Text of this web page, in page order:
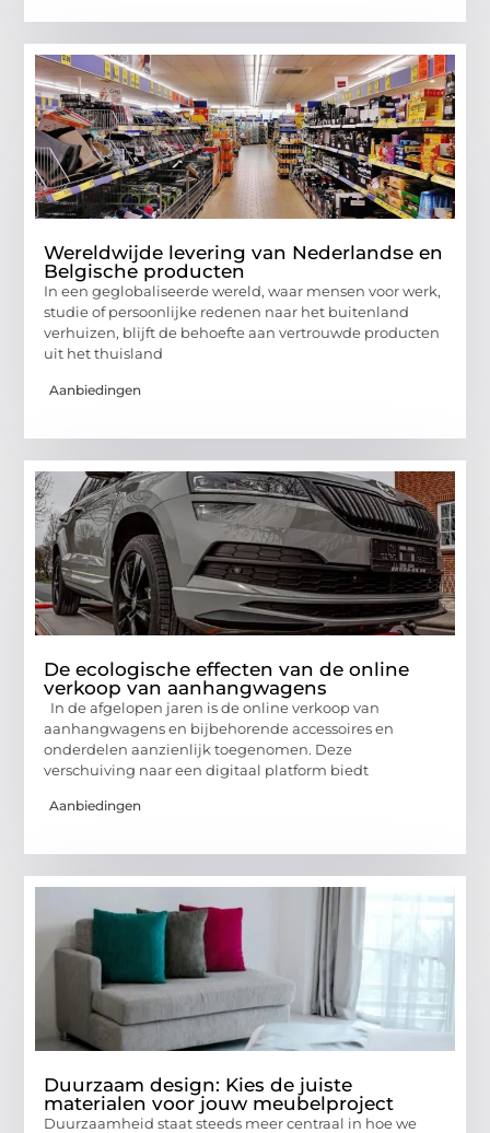
Wereldwijde levering van Nederlandse en
Belgische producten
In een geglobaliseerde wereld, waar mensen voor werk,
studie of persoonlijke redenen naar het buitenland
verhuizen, blijft de behoefte aan vertrouwde producten
uit het thuisland
Aanbiedingen
De ecologische effecten van de online
verkoop van aanhangwagens
In de afgelopen jaren is de online verkoop van
aanhangwagens en bijbehorende accessoires en
onderdelen aanzienlijk toegenomen. Deze
verschuiving naar een digitaal platform biedt
Aanbiedingen
Duurzaam design: Kies de juiste
materialen voor jouw meubelproject
Duurzaamheid staat steeds meer centraal in hoe we